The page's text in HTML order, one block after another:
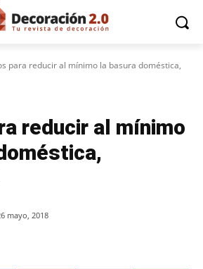
para reducir al mínimo la basura doméstica,
reducir al mínimo
mayo, 2018